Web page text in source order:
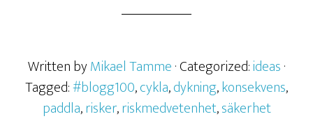
Written byMikael Tamme· Categorized:ideas·
Tagged:#blogg100,cykla,dykning,konsekvens,
paddla,risker,riskmedvetenhet,säkerhet